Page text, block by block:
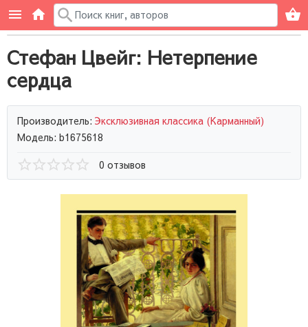
Стефан Цвейг: Нетерпение
сердца
Производитель: Эксклюзивная классика (Карманный)
Модель: b1675618
0 отзывов